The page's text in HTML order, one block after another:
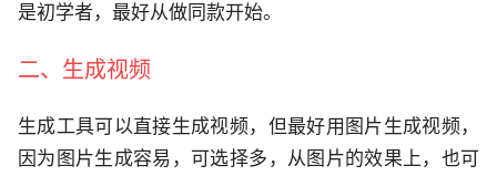
是初学者，最好从做同款开始。
二、生成视频
生成工具可以直接生成视频，但最好用图片生成视频，
因为图片生成容易，可选择多，从图片的效果上，也可